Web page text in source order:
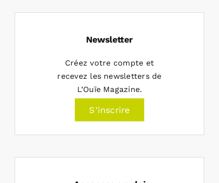
Newsletter
Créez votre compte et
recevez les newsletters de
L’Ouïe Magazine.
S’inscrire